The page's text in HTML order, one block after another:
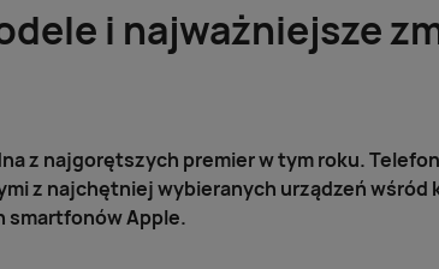
i najważniejsze
z najgorętszych premier w tym roku.
z najchętniej wybieranych urządzeń wśród
smartfonów Apple.